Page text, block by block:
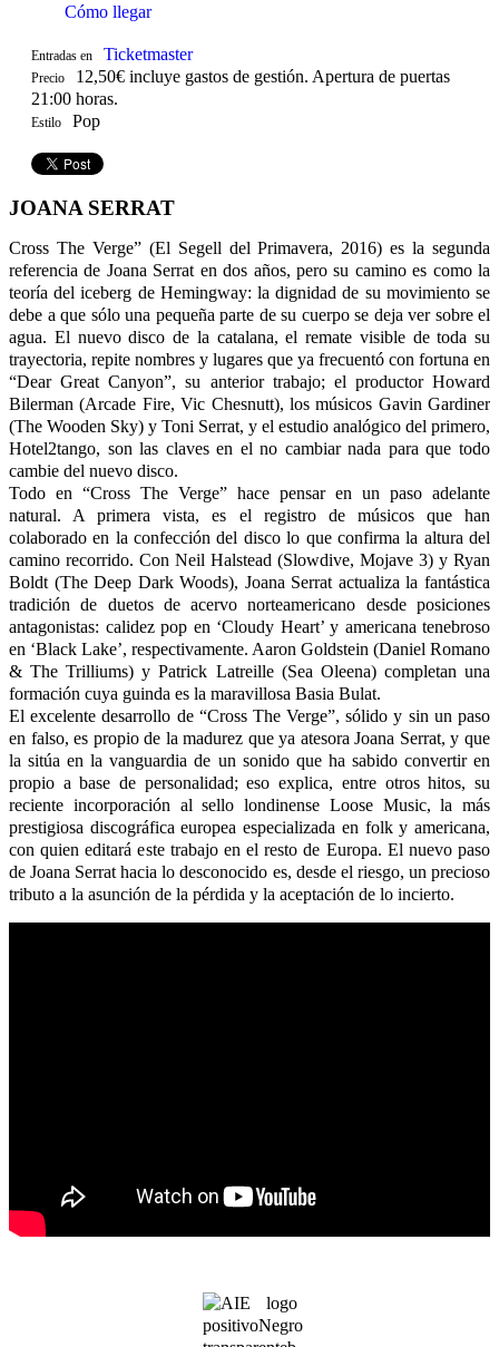
Cómo llegar
Entradas en Ticketmaster
Precio
12,50€ incluye gastos de gestión. Apertura de puertas
21:00 horas.
Estilo Pop
JOANA SERRAT
Cross The Verge” (El Segell del Primavera, 2016) es la segunda
referencia de Joana Serrat en dos años, pero su camino es como la
teoría del iceberg de Hemingway: la dignidad de su movimiento se
debe a que sólo una pequeña parte de su cuerpo se deja ver sobre el
agua. El nuevo disco de la catalana, el remate visible de toda su
trayectoria, repite nombres y lugares que ya frecuentó con fortuna en
“Dear Great Canyon”, su anterior trabajo; el productor Howard
Bilerman (Arcade Fire, Vic Chesnutt), los músicos Gavin Gardiner
(The Wooden Sky) y Toni Serrat, y el estudio analógico del primero,
Hotel2tango, son las claves en el no cambiar nada para que todo
cambie del nuevo disco.
Todo en “Cross The Verge” hace pensar en un paso adelante
natural. A primera vista, es el registro de músicos que han
colaborado en la confección del disco lo que confirma la altura del
camino recorrido. Con Neil Halstead (Slowdive, Mojave 3) y Ryan
Boldt (The Deep Dark Woods), Joana Serrat actualiza la fantástica
tradición de duetos de acervo norteamericano desde posiciones
antagonistas: calidez pop en ‘Cloudy Heart’ y americana tenebroso
en ‘Black Lake’, respectivamente. Aaron Goldstein (Daniel Romano
& The Trilliums) y Patrick Latreille (Sea Oleena) completan una
formación cuya guinda es la maravillosa Basia Bulat.
El excelente desarrollo de “Cross The Verge”, sólido y sin un paso
en falso, es propio de la madurez que ya atesora Joana Serrat, y que
la sitúa en la vanguardia de un sonido que ha sabido convertir en
propio a base de personalidad; eso explica, entre otros hitos, su
reciente incorporación al sello londinense Loose Music, la más
prestigiosa discográfica europea especializada en folk y americana,
con quien editará este trabajo en el resto de Europa. El nuevo paso
de Joana Serrat hacia lo desconocido es, desde el riesgo, un precioso
tributo a la asunción de la pérdida y la aceptación de lo incierto.